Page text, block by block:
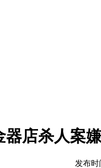
器店杀人案
发布时